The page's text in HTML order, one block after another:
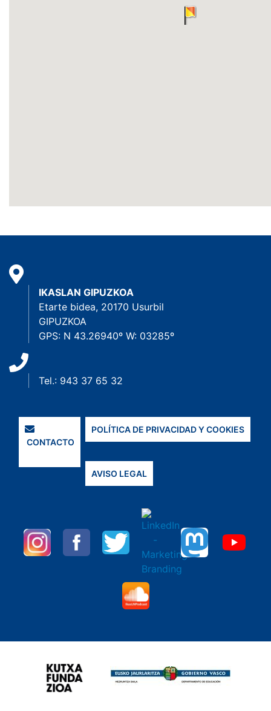
IKASLAN GIPUZKOA
Etarte bidea, 20170 Usurbil
GIPUZKOA
GPS: N 43.26940º W: 03285º
Tel.: 943 37 65 32
CONTACTO
POLÍTICA DE PRIVACIDAD Y COOKIES
AVISO LEGAL